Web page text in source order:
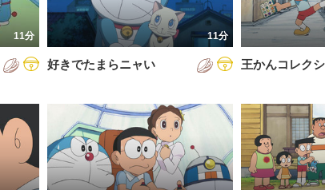
11分 11分
好きでたまらニャい 王かんコレク